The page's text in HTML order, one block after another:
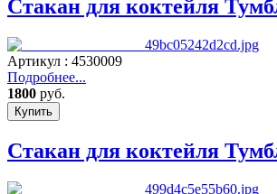
Стакан для коктейля
Артикул : 4530009
Подробнее...
1800 руб.
Стакан для коктейля